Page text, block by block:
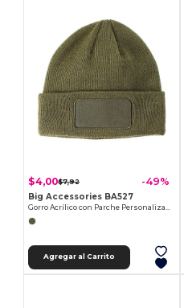
$4,00$7,92 -49%
Big Accessories BA527
Agregar al Carrito